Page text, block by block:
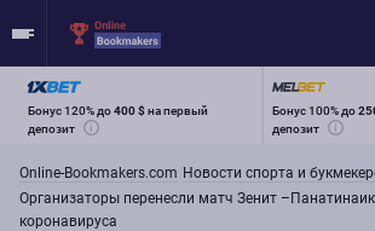
Бонус 120% до400 $на первый
депозит
Бонус 100% до
депозит
Online-Bookmakers.com Новости спорта и
Организаторы перенесли матч Зенит
коронавируса